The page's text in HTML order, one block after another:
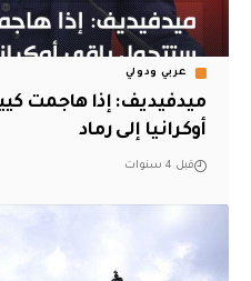
عربي ودولي
ميدفيديف: إذا هاجمت
أوكرانيا إلى رماد
قبل 4 سنوات